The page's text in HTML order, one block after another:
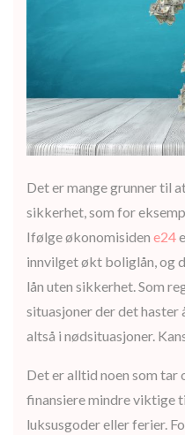
Det er mange grunner til
sikkerhet, som for
Ifølge økonomisiden e24
innvilget økt boliglån, og
lån uten sikkerhet. Som
situasjoner der det haster
altså i nødsituasjoner.
Det er alltid noen som tar
finansiere mindre viktige
luksusgoder eller ferier.